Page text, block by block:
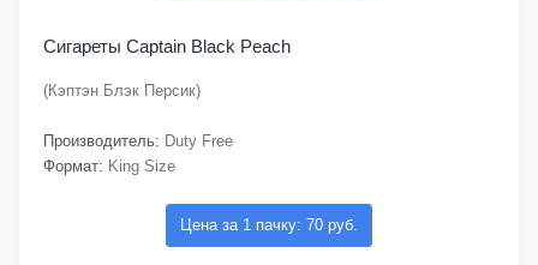
Сигареты Captain Black Peach
(Кэптэн Блэк Персик)
Производитель: Duty Free
Формат: King Size
Цена за 1 пачку: 70 руб.